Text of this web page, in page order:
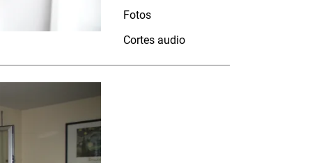
Fotos
Cortes audio